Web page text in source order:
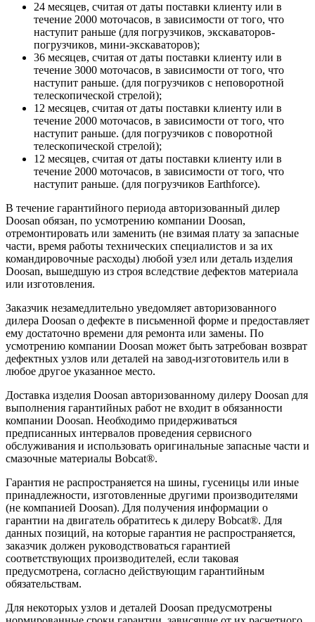
24 месяцев, считая от даты поставки клиенту или в
течение 2000 моточасов, в зависимости от того, что
наступит раньше (для погрузчиков, экскаваторов-
погрузчиков, мини-экскаваторов);
36 месяцев, считая от даты поставки клиенту или в
течение 3000 моточасов, в зависимости от того, что
наступит раньше. (для погрузчиков с неповоротной
телескопической стрелой);
12 месяцев, считая от даты поставки клиенту или в
течение 2000 моточасов, в зависимости от того, что
наступит раньше. (для погрузчиков с поворотной
телескопической стрелой);
12 месяцев, считая от даты поставки клиенту или в
течение 2000 моточасов, в зависимости от того, что
наступит раньше. (для погрузчиков Earthforce).
В течение гарантийного периода авторизованный дилер
Doosan обязан, по усмотрению компании Doosan,
отремонтировать или заменить (не взимая плату за запасные
части, время работы технических специалистов и за их
командировочные расходы) любой узел или деталь изделия
Doosan, вышедшую из строя вследствие дефектов материала
или изготовления.
Заказчик незамедлительно уведомляет авторизованного
дилера Doosan о дефекте в письменной форме и предоставляет
ему достаточно времени для ремонта или замены. По
усмотрению компании Doosan может быть затребован возврат
дефектных узлов или деталей на завод-изготовитель или в
любое другое указанное место.
Доставка изделия Doosan авторизованному дилеру Doosan для
выполнения гарантийных работ не входит в обязанности
компании Doosan. Необходимо придерживаться
предписанных интервалов проведения сервисного
обслуживания и использовать оригинальные запасные части и
смазочные материалы Bobcat®.
Гарантия не распространяется на шины, гусеницы или иные
принадлежности, изготовленные другими производителями
(не компанией Doosan). Для получения информации о
гарантии на двигатель обратитесь к дилеру Bobcat®. Для
данных позиций, на которые гарантия не распространяется,
заказчик должен руководствоваться гарантией
соответствующих производителей, если таковая
предусмотрена, согласно действующим гарантийным
обязательствам.
Для некоторых узлов и деталей Doosan предусмотрены